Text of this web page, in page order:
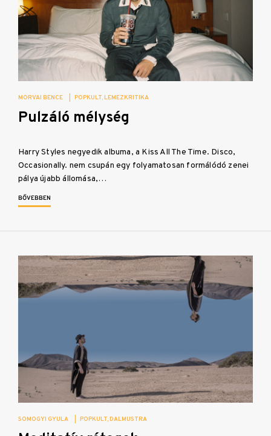
MORVAI BENCE POPKULT LEMEZKRITIKA
Pulzáló mélység
Harry Styles negyedik albuma, a Kiss All The Time. Disco,
Occasionally. nem csupán egy folyamatosan formálódó zenei
pálya újabb állomása,…
BŐVEBBEN
SOMOGYI GYULA POPKULT DALMUSTRA